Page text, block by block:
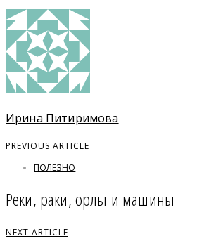
Ирина Питиримова
PREVIOUS ARTICLE
ПОЛЕЗНО
Реки, раки, орлы и машины
NEXT ARTICLE